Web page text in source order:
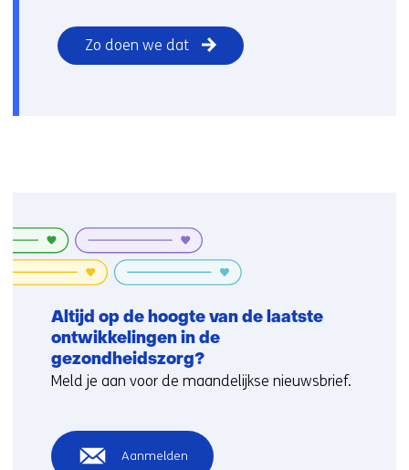
Zo doen we dat
Altijd op de hoogte van de laatste
ontwikkelingen in de
gezondheidszorg?
Meld je aan voor de maandelijkse nieuwsbrief.
Aanmelden